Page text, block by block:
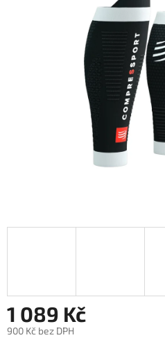
1 089 Kč
900 Kč bez DPH